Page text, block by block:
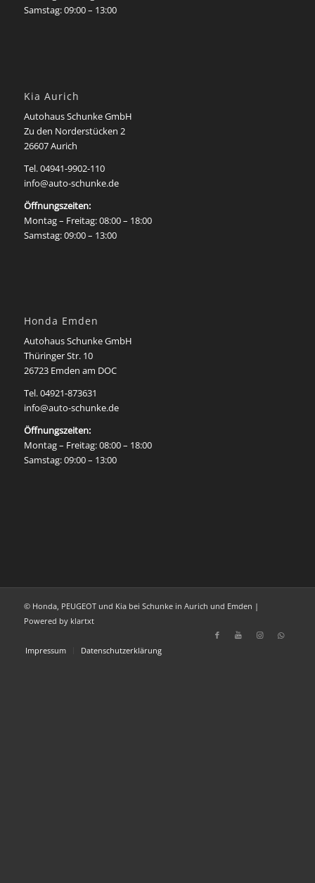
Samstag: 09:00 – 13:00
Kia Aurich
Autohaus Schunke GmbH
Zu den Norderstücken 2
26607 Aurich
Tel. 04941-9902-110
info@auto-schunke.de
Öffnungszeiten:
Montag – Freitag: 08:00 – 18:00
Samstag: 09:00 – 13:00
Honda Emden
Autohaus Schunke GmbH
Thüringer Str. 10
26723 Emden am DOC
Tel. 04921-873631
info@auto-schunke.de
Öffnungszeiten:
Montag – Freitag: 08:00 – 18:00
Samstag: 09:00 – 13:00
© Honda, PEUGEOT und Kia bei Schunke in Aurich und Emden |
Powered by klartxt
Impressum Datenschutzerklärung